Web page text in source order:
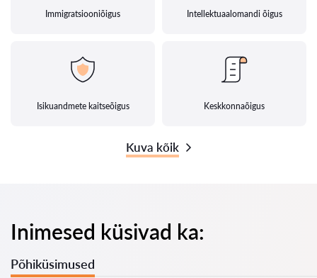
Immigratsiooniõigus Intellektuaalomandi õigus
Isikuandmete kaitseõigus Keskkonnaõigus
Kuva kõik
Inimesed küsivad ka:
Põhiküsimused